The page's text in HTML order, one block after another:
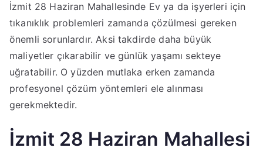
İzmit 28 Haziran Mahallesinde Ev ya da işyerleri için
tıkanıklık problemleri zamanda çözülmesi gereken
önemli sorunlardır. Aksi takdirde daha büyük
maliyetler çıkarabilir ve günlük yaşamı sekteye
uğratabilir. O yüzden mutlaka erken zamanda
profesyonel çözüm yöntemleri ele alınması
gerekmektedir.
İzmit 28 Haziran Mahallesi